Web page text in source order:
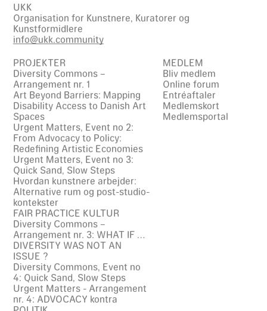
UKK
Organisation for Kunstnere, Kuratorer og
Kunstformidlere
info@ukk.community
PROJEKTER
Diversity Commons –
Arrangement nr. 1
Art Beyond Barriers: Mapping
Disability Access to Danish Art
Spaces
Urgent Matters, Event no 2:
From Advocacy to Policy:
Redefining Artistic Economies
Urgent Matters, Event no 3:
Quick Sand, Slow Steps
Hvordan kunstnere arbejder:
Alternative rum og post-studio-
kontekster
FAIR PRACTICE KULTUR
Diversity Commons –
Arrangement nr. 3: WHAT IF …
DIVERSITY WAS NOT AN
ISSUE ?
Diversity Commons, Event no
4: Quick Sand, Slow Steps
Urgent Matters - Arrangement
nr. 4: ADVOCACY kontra
MEDLEM
Bliv medlem
Online forum
Entréaftaler
Medlemskort
Medlemsportal